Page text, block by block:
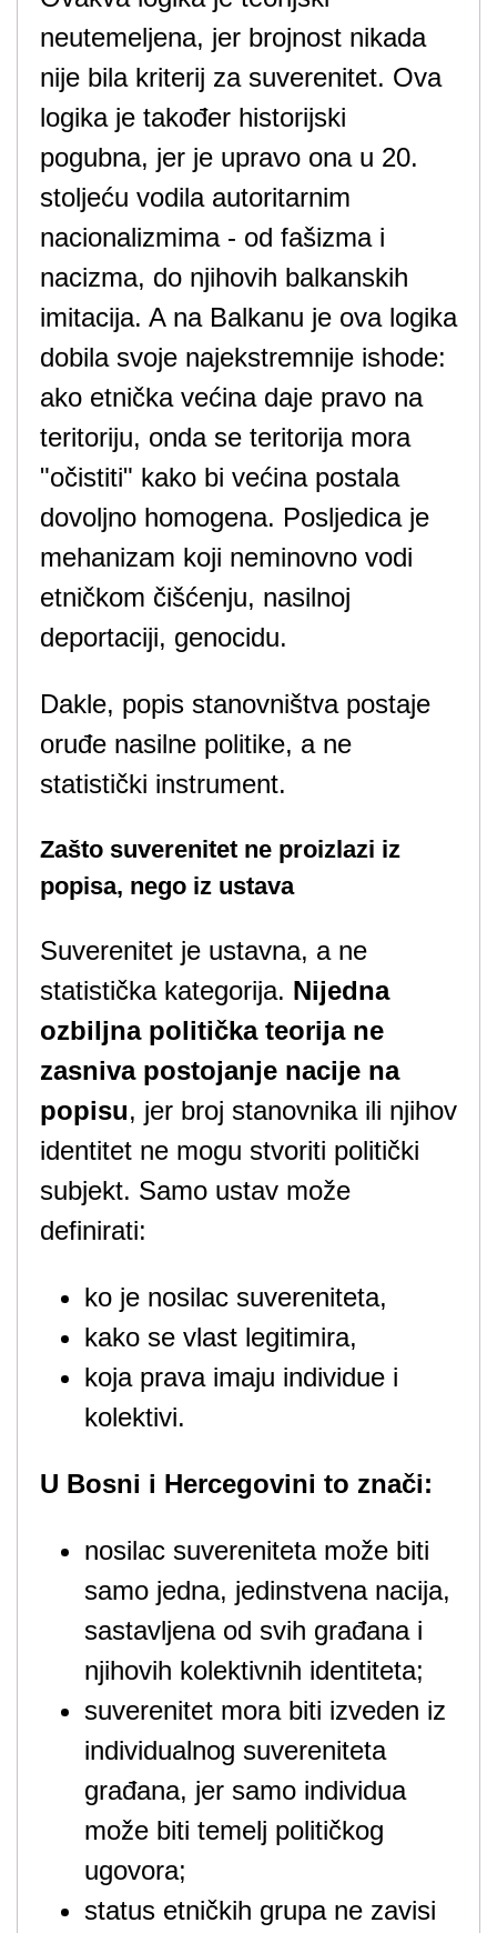
neutemeljena, jer brojnost nikada
nije bila kriterij za suverenitet. Ova
logika je također historijski
pogubna, jer je upravo ona u 20.
stoljeću vodila autoritarnim
nacionalizmima - od fašizma i
nacizma, do njihovih balkanskih
imitacija. A na Balkanu je ova logika
dobila svoje najekstremnije ishode:
ako etnička većina daje pravo na
teritoriju, onda se teritorija mora
"očistiti" kako bi većina postala
dovoljno homogena. Posljedica je
mehanizam koji neminovno vodi
etničkom čišćenju, nasilnoj
deportaciji, genocidu.
Dakle, popis stanovništva postaje
oruđe nasilne politike, a ne
statistički instrument.
Zašto suverenitet ne proizlazi iz
popisa, nego iz ustava
Suverenitet je ustavna, a ne
statistička kategorija. Nijedna
ozbiljna politička teorija ne
zasniva postojanje nacije na
popisu, jer broj stanovnika ili njihov
identitet ne mogu stvoriti politički
subjekt. Samo ustav može
definirati:
ko je nosilac suvereniteta,
kako se vlast legitimira,
koja prava imaju individue i
kolektivi.
U Bosni i Hercegovini to znači:
nosilac suvereniteta može biti
samo jedna, jedinstvena nacija,
sastavljena od svih građana i
njihovih kolektivnih identiteta;
suverenitet mora biti izveden iz
individualnog suvereniteta
građana, jer samo individua
može biti temelj političkog
ugovora;
status etničkih grupa ne zavisi